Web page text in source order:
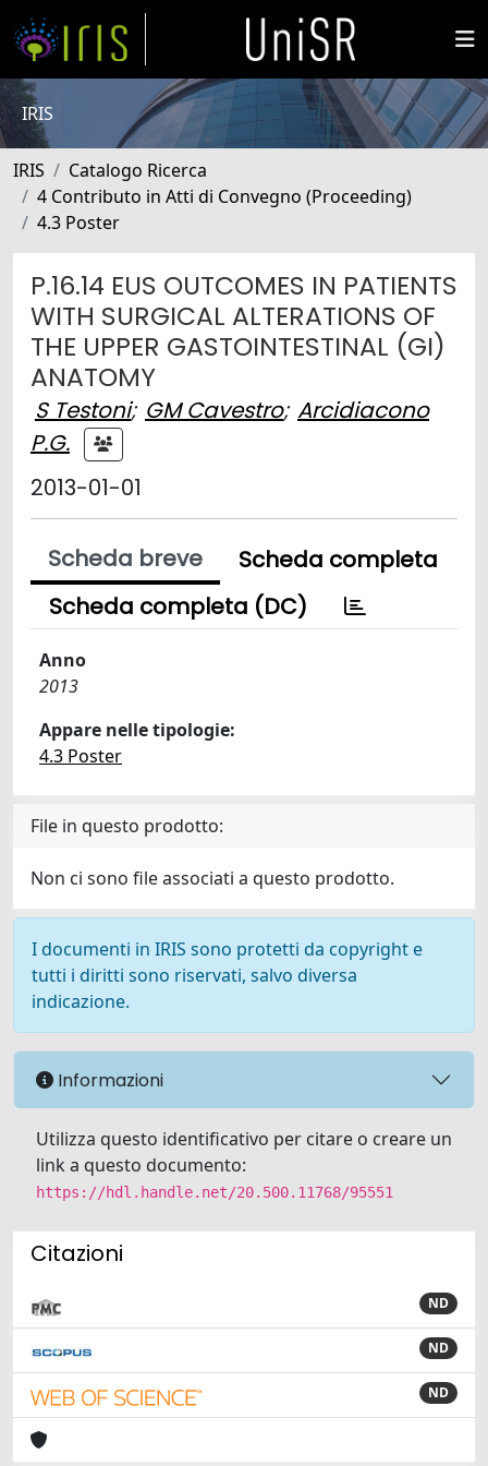
IRIS
IRIS
Catalogo Ricerca
4 Contributo in Atti di Convegno (Proceeding)
4.3 Poster
P.16.14 EUS OUTCOMES IN PATIENTS
WITH SURGICAL ALTERATIONS OF
THE UPPER GASTOINTESTINAL (GI)
ANATOMY
S Testoni; GM Cavestro; Arcidiacono
P.G.
2013-01-01
Scheda breve
Scheda completa
Scheda completa (DC)
Anno
2013
Appare nelle tipologie:
4.3 Poster
File in questo prodotto:
Non ci sono file associati a questo prodotto.
I documenti in IRIS sono protetti da copyright e
tutti i diritti sono riservati, salvo diversa
indicazione.
Informazioni
Utilizza questo identificativo per citare o creare un
link a questo documento:
https://hdl.handle.net/20.500.11768/95551
Citazioni
ND
ND
ND